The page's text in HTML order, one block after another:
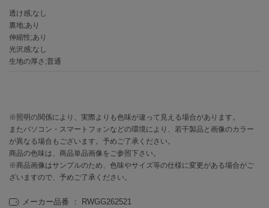
COLE HAAN
コール ハーン
CONVERSE
DANSKIN
ダンスキン
エイミー イストワール
emmi
透け感;なし
裏地;あり
伸縮性;あり
光沢感;なし
生地の厚さ;普通
※照明の関係により、実際よりも色味が違って見える場合があります。
またパソコン・スマートフォンなどの環境により、若干製品と画像のカラー
が異なる場合もございます。予めご了承ください。
商品の色味は、商品単品画像をご参照下さい。
※商品画像はサンプルのため、色味やサイズ等の仕様に変更がある場合がご
ざいますので、予めご了承ください。
メーカー品番 ： RWGG262521